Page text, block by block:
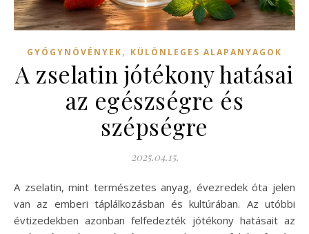
GYÓGYNÖVÉNYEK, KÜLÖNLEGES ALAPANYAGOK
A zselatin jótékony hatásai
az egészségre és
szépségre
2025.04.15.
A zselatin, mint természetes anyag, évezredek óta jelen
van az emberi táplálkozásban és kultúrában. Az utóbbi
évtizedekben azonban felfedezték jótékony hatásait az